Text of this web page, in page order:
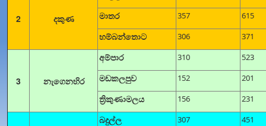
2 දකුණ මාතර 357 615
හම්බන්තොට 306 371
3 නැගෙනහිර
අම්පාර 310 523
මඩකලපුව 152 201
ත්‍රිකුණාමලය 156 231
බදුල්ල 307 451